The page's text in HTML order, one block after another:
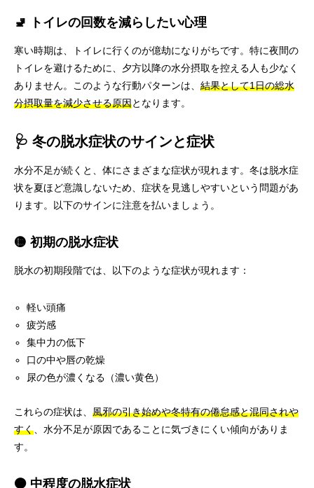
🚽 トイレの回数を減らしたい心理
寒い時期は、トイレに行くのが億劫になりがちです。特に夜間の
トイレを避けるために、夕方以降の水分摂取を控える人も少なく
ありません。このような行動パターンは、 結果として1日の総水
分摂取量を減少させる原因となります。
🩺 冬の脱水症状のサインと症状
水分不足が続くと、体にさまざまな症状が現れます。冬は脱水症
状を夏ほど意識しないため、症状を見逃しやすいという問題があ
ります。以下のサインに注意を払いましょう。
🟡 初期の脱水症状
脱水の初期段階では、以下のような症状が現れます：
軽い頭痛
疲労感
集中力の低下
口の中や唇の乾燥
尿の色が濃くなる（濃い黄色）
これらの症状は、 風邪の引き始めや冬特有の倦怠感と混同されや
すく 、水分不足が原因であることに気づきにくい傾向がありま
す。
🟠 中程度の脱水症状